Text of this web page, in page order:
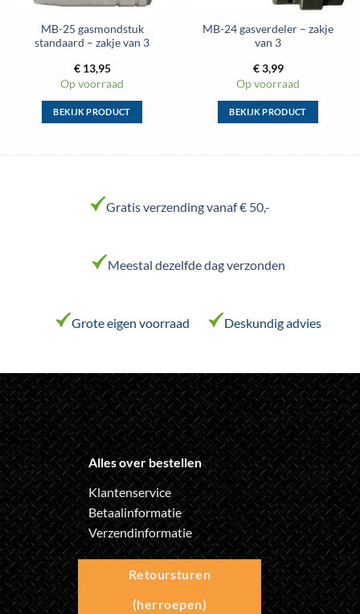
MB-25 gasmondstuk
standaard – zakje van 3
€13,95
Op voorraad
BEKIJK PRODUCT
variaties.
Deze
gekozen
de
productpagina
MB-24 gasverdeler – zakje
van 3
€3,99
Op voorraad
BEKIJK PRODUCT
gekozen
de
productpagina
Gratis verzending vanaf € 50,-
Meestal dezelfde dag verzonden
Grote eigen voorraad Deskundig advies
Alles over bestellen
Klantenservice
Betaalinformatie
Verzendinformatie
Retoursturen
(herroepen)